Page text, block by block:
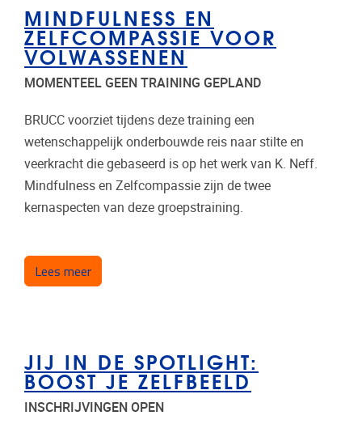
MINDFULNESS EN
ZELFCOMPASSIE VOOR
VOLWASSENEN
MOMENTEEL GEEN TRAINING GEPLAND
BRUCC voorziet tijdens deze training een
wetenschappelijk onderbouwde reis naar stilte en
veerkracht die gebaseerd is op het werk van K. Neff.
Mindfulness en Zelfcompassie zijn de twee
kernaspecten van deze groepstraining.
Lees meerover Mindfulness en zelfcompassie voor
JIJ IN DE SPOTLIGHT:
BOOST JE ZELFBEELD
INSCHRIJVINGEN OPEN